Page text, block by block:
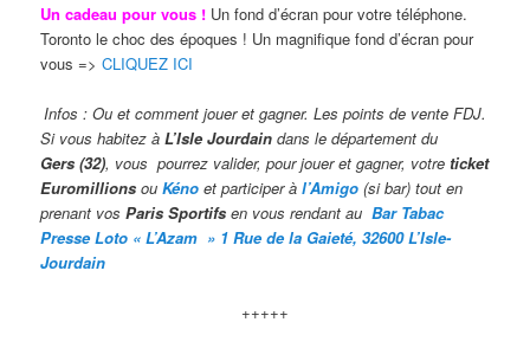
Un cadeau pour vous ! Un fond d’écran pour votre téléphone.
Toronto le choc des époques ! Un magnifique fond d’écran pour
vous =>CLIQUEZ ICI
Infos : Ou et comment jouer et gagner. Les points de vente FDJ.
Si vous habitez àL’Isle Jourdain dans le département du
Gers (32), vous pourrez valider,pour jouer et gagner, votre ticket
Euromillions ouKéno et participer àl’Amigo (si bar) tout en
prenant vosParis Sportifs en vous rendant au Bar Tabac
Presse Loto « L’Azam » 1 Rue de la Gaieté, 32600 L’Isle-
Jourdain
+++++